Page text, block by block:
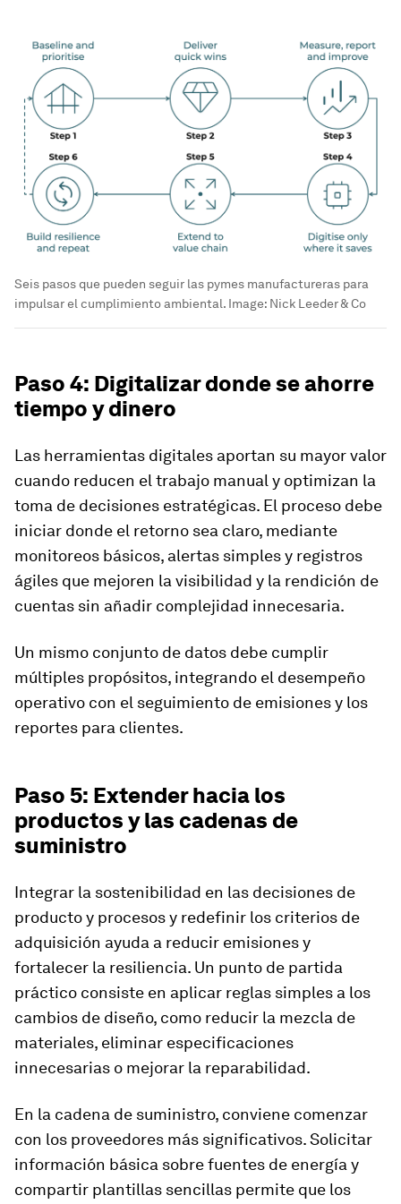
Seis pasos que pueden seguir las pymes manufactureras para
impulsar el cumplimiento ambiental. Image: Nick Leeder & Co
Paso 4: Digitalizar donde se ahorre
tiempo y dinero
Las herramientas digitales aportan su mayor valor
cuando reducen el trabajo manual y optimizan la
toma de decisiones estratégicas. El proceso debe
iniciar donde el retorno sea claro, mediante
monitoreos básicos, alertas simples y registros
ágiles que mejoren la visibilidad y la rendición de
cuentas sin añadir complejidad innecesaria.
Un mismo conjunto de datos debe cumplir
múltiples propósitos, integrando el desempeño
operativo con el seguimiento de emisiones y los
reportes para clientes.
Paso 5: Extender hacia los
productos y las cadenas de
suministro
Integrar la sostenibilidad en las decisiones de
producto y procesos y redefinir los criterios de
adquisición ayuda a reducir emisiones y
fortalecer la resiliencia. Un punto de partida
práctico consiste en aplicar reglas simples a los
cambios de diseño, como reducir la mezcla de
materiales, eliminar especificaciones
innecesarias o mejorar la reparabilidad.
En la cadena de suministro, conviene comenzar
con los proveedores más significativos. Solicitar
información básica sobre fuentes de energía y
compartir plantillas sencillas permite que los